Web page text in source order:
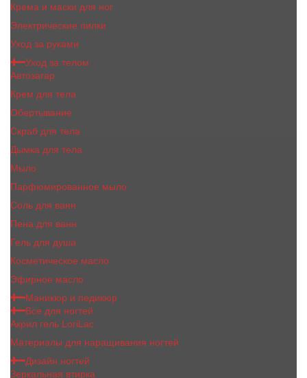
Крема и маски для ног
Электрические пилки
Уход за руками
Уход за телом
Автозагар
Крем для тела
Обертывание
Скраб для тела
Дымка для тела
Мыло
Парфюмированное мыло
Соль для ванн
Пена для ванн
Гель для душа
Косметическое масло
Эфирное масло
Маникюр и педикюр
Все для ногтей
Акрил гель LoriLac
Материалы для наращивания ногтей
Дизайн ногтей
Зеркальная втирка